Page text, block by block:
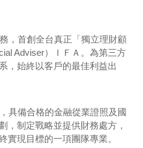
，首創全台真正「獨立理財顧
Adviser）ＩＦＡ。為第三方
，始終以客戶的最佳利益出
具備合格的金融從業證照及國
，制定戰略並提供財務處方，
實現目標的一項團隊專業。